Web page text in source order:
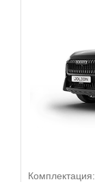
Комплектация: